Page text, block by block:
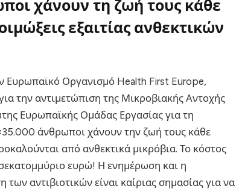
χάνουν τη ζωή τους κάθε
εξαιτίας ανθεκτικών
Ευρωπαϊκό Οργανισμό Health First Europe,
την αντιμετώπιση της Μικροβιακής Αντοχής
Ευρωπαϊκής Ομάδας Εργασίας για τη
άνθρωποι χάνουν την ζωή τους κάθε
από ανθεκτικά μικρόβια. Το κόστος
ευρώ! Η ενημέρωση και η
αντιβιοτικών είναι καίριας σημασίας για να